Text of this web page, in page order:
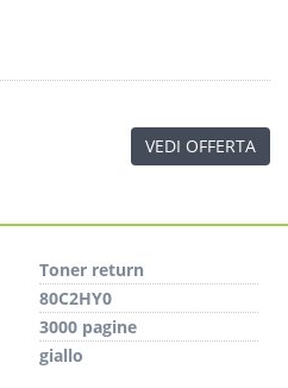
VEDI OFFERTA
Toner return
80C2HY0
3000 pagine
giallo